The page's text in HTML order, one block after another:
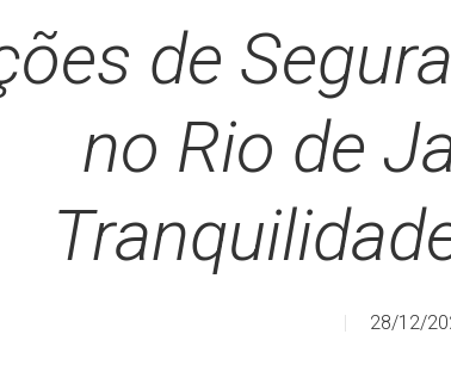
de
no Rio de
28/12/